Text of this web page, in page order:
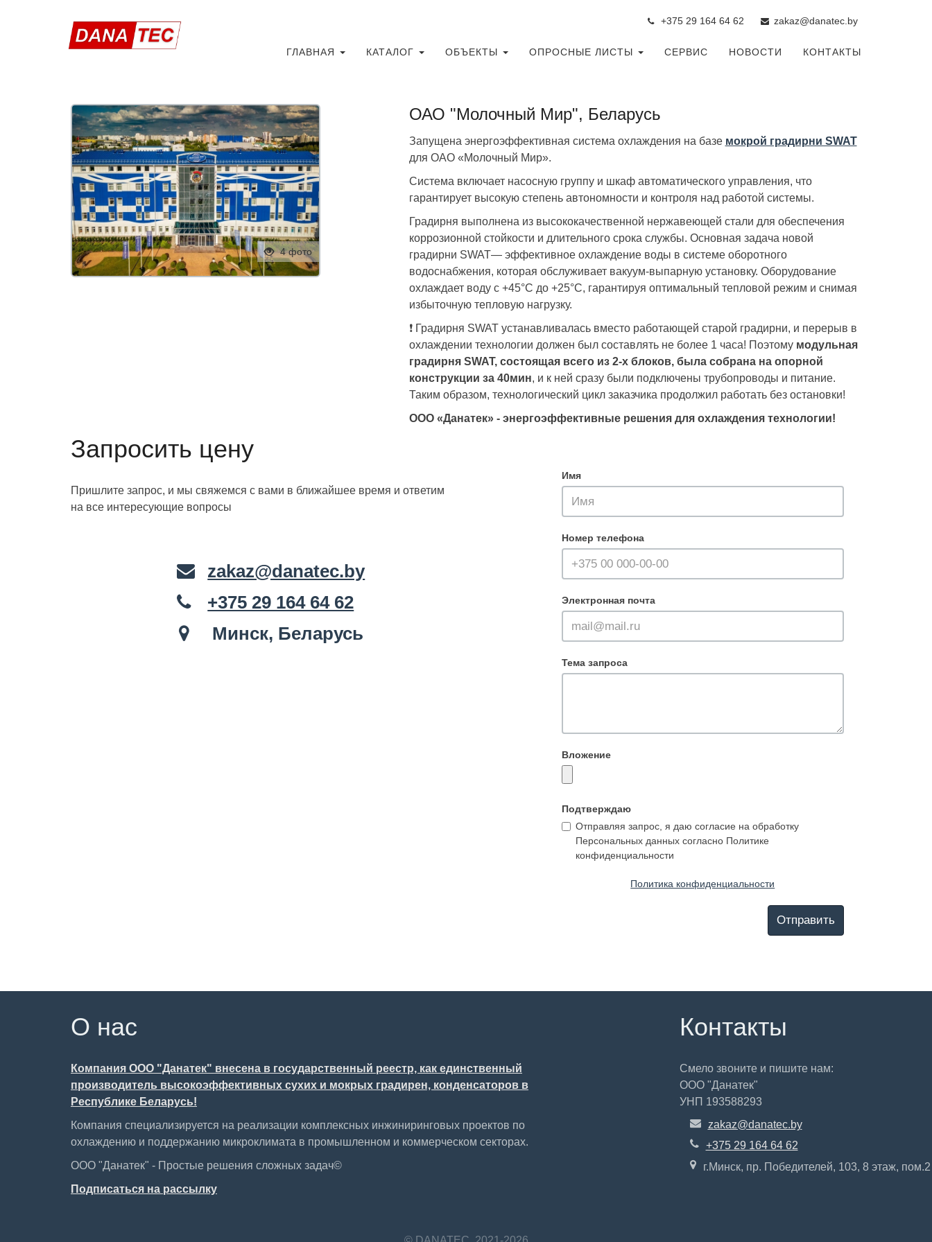
+375 29 164 64 62 zakaz@danatec.by
ГЛАВНАЯ КАТАЛОГ ОБЪЕКТЫ ОПРОСНЫЕ ЛИСТЫ СЕРВИС НОВОСТИ КОНТАКТЫ
4 фото
ОАО "Молочный Мир", Беларусь
Запущена энергоэффективная система охлаждения на базе мокрой градирни SWAT
для ОАО «Молочный Мир».
Система включает насосную группу и шкаф автоматического управления, что
гарантирует высокую степень автономности и контроля над работой системы.
Градирня выполнена из высококачественной нержавеющей стали для обеспечения
коррозионной стойкости и длительного срока службы. Основная задача новой
градирни SWAT— эффективное охлаждение воды в системе оборотного
водоснабжения, которая обслуживает вакуум-выпарную установку. Оборудование
охлаждает воду с +45°C до +25°C, гарантируя оптимальный тепловой режим и снимая
избыточную тепловую нагрузку.
❗️ Градирня SWAT устанавливалась вместо работающей старой градирни, и перерыв в
охлаждении технологии должен был составлять не более 1 часа! Поэтому модульная
градирня SWAT, состоящая всего из 2-х блоков, была собрана на опорной
конструкции за 40мин, и к ней сразу были подключены трубопроводы и питание.
Таким образом, технологический цикл заказчика продолжил работать без остановки!
ООО «Данатек» - энергоэффективные решения для охлаждения технологии!
Запросить цену
Пришлите запрос, и мы свяжемся с вами в ближайшее время и ответим
на все интересующие вопросы
zakaz@danatec.by
+375 29 164 64 62
Минск, Беларусь
Имя
Номер телефона
Электронная почта
Тема запроса
Вложение
Подтверждаю
Отправляя запрос, я даю согласие на обработку
Персональных данных согласно Политике
конфиденциальности
Политика конфиденциальности
Отправить
О нас
Компания ООО "Данатек" внесена в государственный реестр, как единственный
производитель высокоэффективных сухих и мокрых градирен, конденсаторов в
Республике Беларусь!
Компания специализируется на реализации комплексных инжиниринговых проектов по
охлаждению и поддержанию микроклимата в промышленном и коммерческом секторах.
ООО "Данатек" - Простые решения сложных задач©
Подписаться на рассылку
Контакты
Смело звоните и пишите нам:
ООО "Данатек"
УНП 193588293
zakaz@danatec.by
+375 29 164 64 62
г.Минск, пр. Победителей, 103, 8 этаж, пом.2